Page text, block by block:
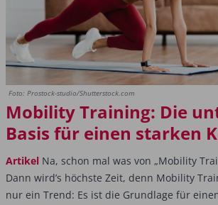
Foto: Prostock-studio/Shutterstock.com
Mobility Training: Die
Basis für einen starken
Artikel Na, schon mal was von „Mobility
Dann wird’s höchste Zeit, denn Mobility
nur ein Trend: Es ist die Grundlage für